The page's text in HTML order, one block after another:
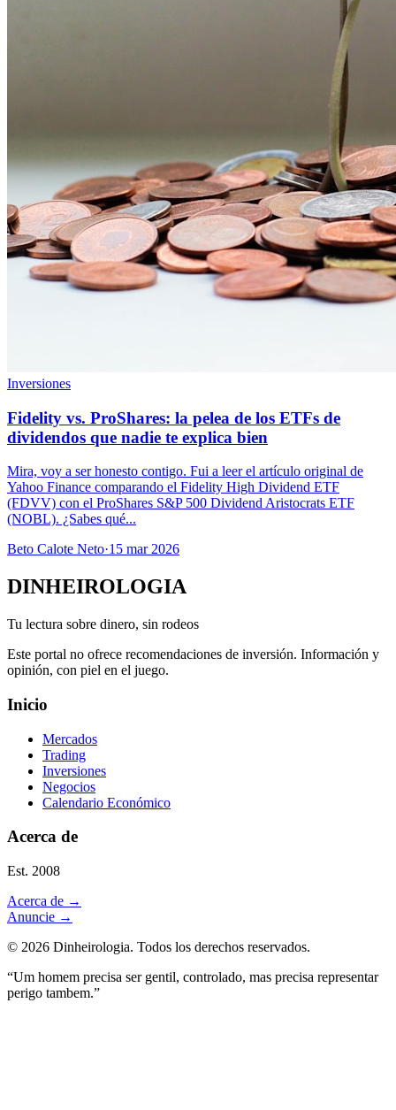
Inversiones
Fidelity vs. ProShares: la pelea de los ETFs de
dividendos que nadie te explica bien
Mira, voy a ser honesto contigo. Fui a leer el artículo original de
Yahoo Finance comparando el Fidelity High Dividend ETF
(FDVV) con el ProShares S&P 500 Dividend Aristocrats ETF
(NOBL). ¿Sabes qué...
Beto Calote Neto·15 mar 2026
DINHEIROLOGIA
Tu lectura sobre dinero, sin rodeos
Este portal no ofrece recomendaciones de inversión. Información y
opinión, con piel en el juego.
Inicio
Mercados
Trading
Inversiones
Negocios
Calendario Económico
Acerca de
Est. 2008
Acerca de →
Anuncie →
© 2026 Dinheirologia. Todos los derechos reservados.
“Um homem precisa ser gentil, controlado, mas precisa representar
perigo tambem.”